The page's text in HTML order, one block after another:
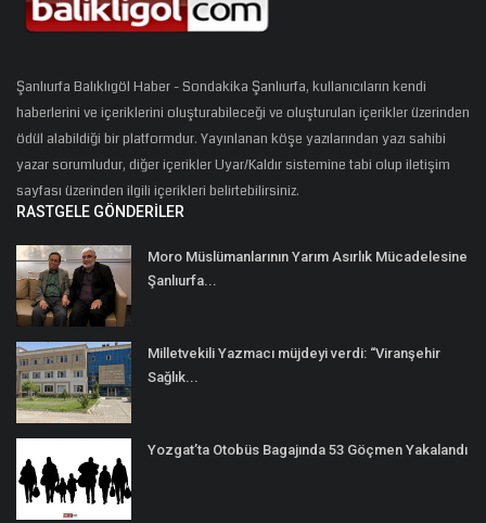
Şanlıurfa Balıklıgöl Haber - Sondakika Şanlıurfa, kullanıcıların kendi
haberlerini ve içeriklerini oluşturabileceği ve oluşturulan içerikler üzerinden
ödül alabildiği bir platformdur. Yayınlanan köşe yazılarından yazı sahibi
yazar sorumludur, diğer içerikler Uyar/Kaldır sistemine tabi olup iletişim
sayfası üzerinden ilgili içerikleri belirtebilirsiniz.
RASTGELE GÖNDERILER
Moro Müslümanlarının Yarım Asırlık Mücadelesine
Şanlıurfa...
Milletvekili Yazmacı müjdeyi verdi: “Viranşehir
Sağlık...
Yozgat’ta Otobüs Bagajında 53 Göçmen Yakalandı